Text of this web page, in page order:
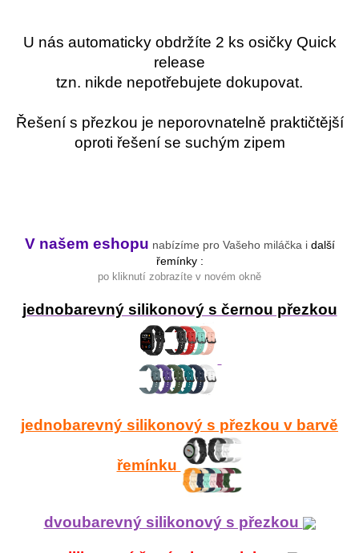
U nás automaticky obdržíte 2 ks osičky Quick
release
tzn. nikde nepotřebujete dokupovat.
Řešení s přezkou je neporovnatelně praktičtější
oproti řešení se suchým zipem
V našem eshopu nabízíme pro Vašeho miláčka i další
řemínky :
po kliknutí zobrazíte v novém okně
jednobarevný silikonový s černou přezkou
jednobarevný silikonový s přezkou v barvě
řemínku
dvoubarevný silikonový s přezkou